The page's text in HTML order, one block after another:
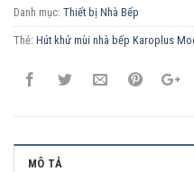
Danh mục: Thiết bị Nhà Bếp
Thẻ: Hút khử mùi nhà bếp Karoplus
MÔ TẢ